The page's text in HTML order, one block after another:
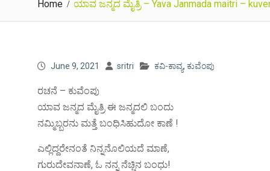
Home ಯಾವ ಜನ್ಮದ ಮೈತ್ರಿ – Yava Janmada maitri –
June 9, 2021 sritri ಕವಿ-ಕಾವ್ಯ, ಕುವೆಂಪು
ರಚನೆ – ಕುವೆಂಪು
ಯಾವ ಜನ್ಮದ ಮೈತ್ರಿ ಈ ಜನ್ಮದಲಿ ಬಂದು
ನಮ್ಮಿಬ್ಬರನು ಮತ್ತೆ ಬಂಧಿಸಿಹುದೋ ಕಾಣೆ !
ಎಲ್ಲಿದ್ದರೇನಂತೆ ನಿನ್ನನೊಲಿಯದೆ ಮಾಣೆ,
ಗುರುದೇವನಾಣೆ, ಓ ನನ್ನ ನೆಚ್ಚಿನ ಬಂಧು!